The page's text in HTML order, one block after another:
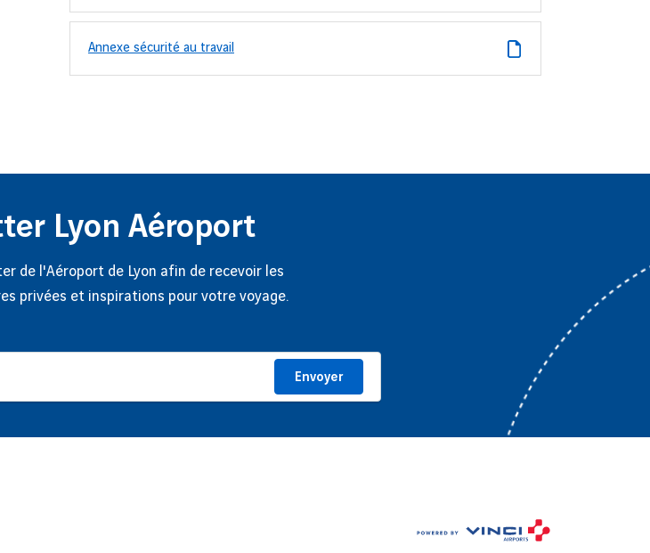
Annexe sécurité au travail
Lyon Aéroport
de l'Aéroport de Lyon afin de recevoir les
privées et inspirations pour votre voyage.
Envoyer